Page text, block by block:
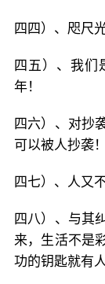
四四）、咫尺
四五）、我们
年！
四六）、对抄
可以被人抄袭！
四七）、人又
四八）、与其
来，生活不是
功的钥匙就有